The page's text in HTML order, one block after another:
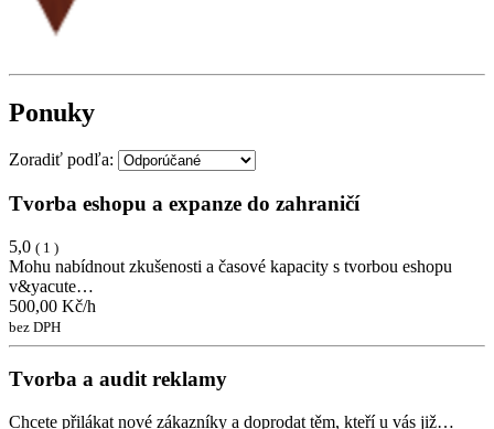
Ponuky
Zoradiť podľa:
Tvorba eshopu a expanze do zahraničí
5,0 ( 1 )
Mohu nabídnout zkušenosti a časové kapacity s tvorbou eshopu
v&yacute…
500,00 Kč/h
bez DPH
Tvorba a audit reklamy
Chcete přilákat nové zákazníky a doprodat těm, kteří u vás již…